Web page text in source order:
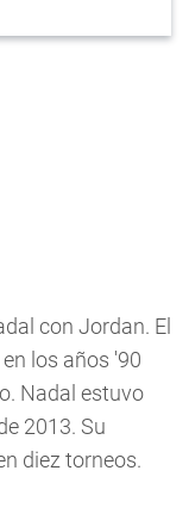
con Jordan. El
los años '90
Nadal estuvo
2013. Su
diez torneos.